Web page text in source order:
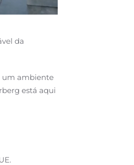
da
um ambiente
está aqui